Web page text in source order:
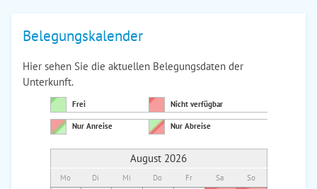
Belegungskalender
Hier sehen Sie die aktuellen Belegungsdaten der
Unterkunft.
Frei Nicht verfügbar
Nur Anreise Nur Abreise
August 2026
Mo Di Mi Do Fr Sa So